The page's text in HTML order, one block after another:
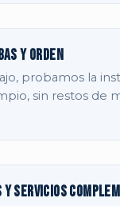
y orden
probamos la
sin restos de
y servicios